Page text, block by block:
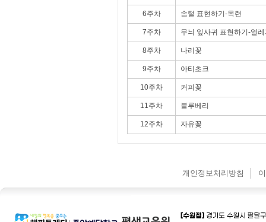
6주차 솜털 표현하기-목련
7주차 무늬 잎사귀 표현하기-얼
8주차 나리꽃
9주차 아티초크
10주차 커피꽃
11주차 블루베리
12주차 자유꽃
개인정보처리방침